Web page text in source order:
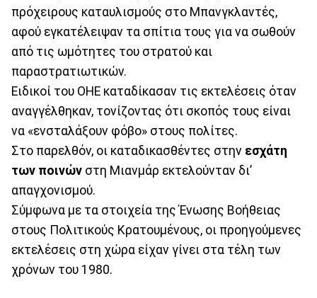
πρόχειρους καταυλισμούς στο Μπανγκλαντές,
αφού εγκατέλειψαν τα σπίτια τους για να σωθούν
από τις ωμότητες του στρατού και
παραστρατιωτικών.
Ειδικοί του ΟΗΕ καταδίκασαν τις εκτελέσεις όταν
αναγγέλθηκαν, τονίζοντας ότι σκοπός τους είναι
να «ενσταλάξουν φόβο» στους πολίτες.
Στο παρελθόν, οι καταδικασθέντες στην εσχάτη
των ποινών στη Μιανμάρ εκτελούνταν δι’
απαγχονισμού.
Σύμφωνα με τα στοιχεία της Ένωσης Βοήθειας
στους Πολιτικούς Κρατουμένους, οι προηγούμενες
εκτελέσεις στη χώρα είχαν γίνει στα τέλη των
χρόνων του 1980.